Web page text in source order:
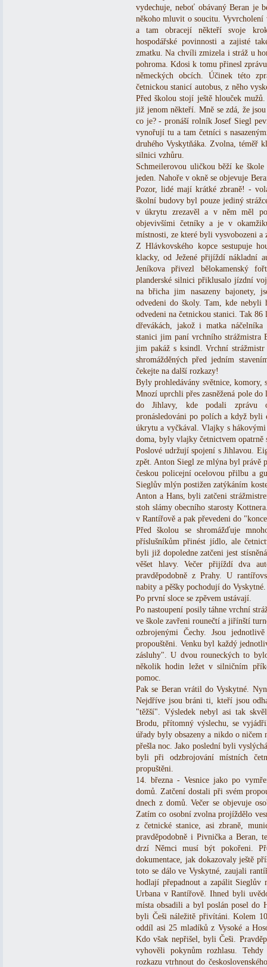
vydechuje, neboť obávaný Beran je
někoho mluvit o soucitu. Vyvrcholení
a tam obracejí někteří svoje
hospodářské povinnosti a zajisté
zmatku. Na chvíli zmizela i stráž u
pohroma. Kdosi k tomu přinesl
německých obcích. Účinek této
četnickou stanicí autobus, z něho
Před školou stojí ještě hlouček
již jenom někteří. Mně se zdá, že
co je? - pronáší rolník Josef Siegl
vynořují tu a tam četníci s
druhého Vyskytňáka. Zvolna, téměř
silnici vzhůru.
Schmeilerovou uličkou běží ke
jeden. Nahoře v okně se objevuje
Pozor, lidé mají krátké zbraně! -
školní budovy byl pouze jediný
v úkrytu zrezavěl a v něm měl
objevivšími četníky a je v
místnosti, ze které byli vysvobozeni
Z Hlávkovského kopce sestupuje
klacky, od Ježené přijíždí nákladní
Jeníkova přivezl bělokamenský
planderské silnici přiklusalo jízdní
na břicha jim nasazeny bajonety,
odvedeni do školy. Tam, kde
odvedeni na četnickou stanici. Tak
dřevákách, jakož i matka
stanici jim paní vrchního strážmistra
jim pakáž s ksindl. Vrchní
shromážděných před jedním
čekejte na další rozkazy!
Byly prohledávány světnice, komory,
Mnozí uprchli přes zasněžená pole
do Jihlavy, kde podali zprávu
pronásledováni po polích a když
úkrytu a vyčkával. Vlajky s
doma, byly vlajky četnictvem opatrně
Poslové udržují spojení s Jihlavou.
zpět. Anton Siegl ze mlýna byl právě
českou policejní ocelovou přilbu a
Sieglův mlýn postižen zatýkáním
Anton a Hans, byli zatčeni
stoh slámy obecního starosty
v Rantířově a pak převedeni do
Před školou se shromážďuje
příslušníkům přinést jídlo, ale
byli již dopoledne zatčeni jest
věšet hlavy. Večer přijíždí dva
pravděpodobně z Prahy. U
nabity a pěšky pochodují do
Po první sloce se zpěvem ustávají.
Po nastoupení posily táhne vrchní
ve škole zavřeni rounečtí a jiřínští
ozbrojenými Čechy. Jsou
propouštěni. Venku byl každý
zásluhy". U dvou rouneckých to
několik hodin ležet v silničním
pomoc.
Pak se Beran vrátil do Vyskytné.
Nejdříve jsou bráni ti, kteří jsou
"těžší". Výsledek nebyl asi tak
Brodu, přítomný výslechu, se
úřady byly obsazeny a nikdo o
přešla noc. Jako poslední byli
byli při odzbrojování místních
propuštěni.
14. března - Vesnice jako po
domů. Zatčení dostali při svém
dnech z domů. Večer se objevuje
Zatím co osobní zvolna projíždělo
z četnické stanice, asi zbraně,
pravděpodobně i Pivnička a Beran,
drzí Němci musí být pokořeni.
dokumentace, jak dokazovaly ještě
toto se dálo ve Vyskytné, zaujali
hodlají přepadnout a zapálit
Urbana v Rantířově. Ihned byli
místa obsadili a byl poslán posel do
byli Češi náležitě přivítáni. Kolem
oddíl asi 25 mladíků z Vysoké a
Kdo však nepřišel, byli Češi.
vyhověli pokynům rozhlasu.
rozkazu vtrhnout do